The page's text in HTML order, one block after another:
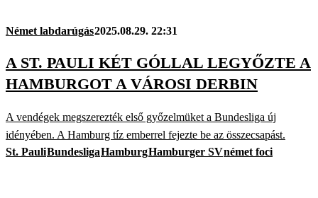
Német labdarúgás2025.08.29. 22:31
A ST. PAULI KÉT GÓLLAL LEGYŐZTE A
HAMBURGOT A VÁROSI DERBIN
A vendégek megszerezték első győzelmüket a Bundesliga új
idényében. A Hamburg tíz emberrel fejezte be az összecsapást.
St. PauliBundesligaHamburgHamburger SVnémet foci